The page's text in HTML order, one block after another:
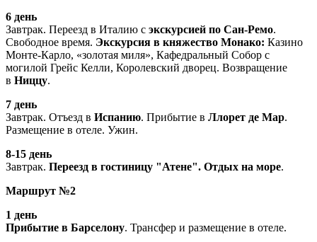
6 день
Завтрак. Переезд в Италию с экскурсией по Сан-Ремо.
Свободное время. Экскурсия в княжество Монако: Казино
Монте-Карло, «золотая миля», Кафедральный Собор с
могилой Грейс Келли, Королевский дворец. Возвращение
в Ниццу.
7 день
Завтрак. Отъезд в Испанию. Прибытие в Ллорет де Мар.
Размещение в отеле. Ужин.
8-15 день
Завтрак. Переезд в гостиницу "Атене". Отдых на море.
Маршрут №2
1 день
Прибытие в Барселону. Трансфер и размещение в отеле.